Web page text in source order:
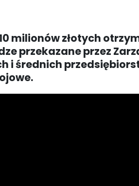
milionów złotych
przekazane przez
i średnich